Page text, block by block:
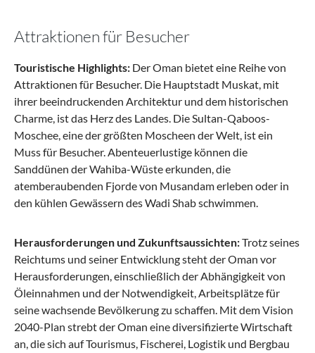
Attraktionen für Besucher
Touristische Highlights: Der Oman bietet eine Reihe von
Attraktionen für Besucher. Die Hauptstadt Muskat, mit
ihrer beeindruckenden Architektur und dem historischen
Charme, ist das Herz des Landes. Die Sultan-Qaboos-
Moschee, eine der größten Moscheen der Welt, ist ein
Muss für Besucher. Abenteuerlustige können die
Sanddünen der Wahiba-Wüste erkunden, die
atemberaubenden Fjorde von Musandam erleben oder in
den kühlen Gewässern des Wadi Shab schwimmen.
Herausforderungen und Zukunftsaussichten:Trotz seines
Reichtums und seiner Entwicklung steht der Oman vor
Herausforderungen, einschließlich der Abhängigkeit von
Öleinnahmen und der Notwendigkeit, Arbeitsplätze für
seine wachsende Bevölkerung zu schaffen. Mit dem Vision
2040-Plan strebt der Oman eine diversifizierte Wirtschaft
an, die sich auf Tourismus, Fischerei, Logistik und Bergbau